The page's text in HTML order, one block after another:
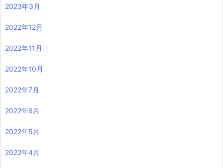
2023年3月
2022年12月
2022年11月
2022年10月
2022年7月
2022年6月
2022年5月
2022年4月